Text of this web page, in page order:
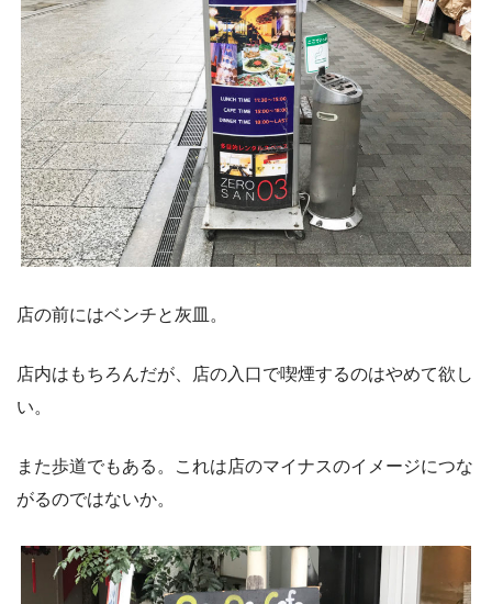
店の前にはベンチと灰皿。
店内はもちろんだが、店の入口で喫煙するのはやめて欲し
い。
また歩道でもある。これは店のマイナスのイメージにつな
がるのではないか。